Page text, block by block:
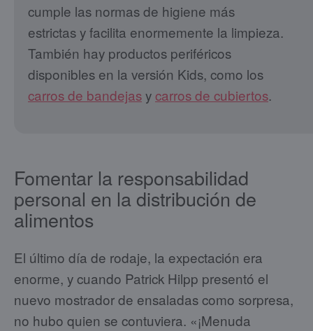
cumple las normas de higiene más
estrictas y facilita enormemente la limpieza.
También hay productos periféricos
disponibles en la versión Kids, como los
carros de bandejasycarros de cubiertos.
Fomentar la responsabilidad
personal en la distribución de
alimentos
El último día de rodaje, la expectación era
enorme, y cuando Patrick Hilpp presentó el
nuevo mostrador de ensaladas como sorpresa,
no hubo quien se contuviera. «¡Menuda